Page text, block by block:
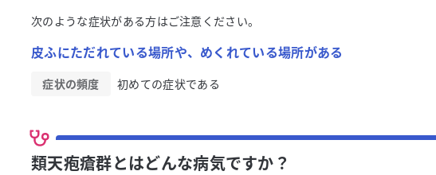
次のような症状がある方はご注意ください。
皮ふにただれている場所や、めくれている場所がある
症状の頻度 初めての症状である
類天疱瘡群とはどんな病気ですか？